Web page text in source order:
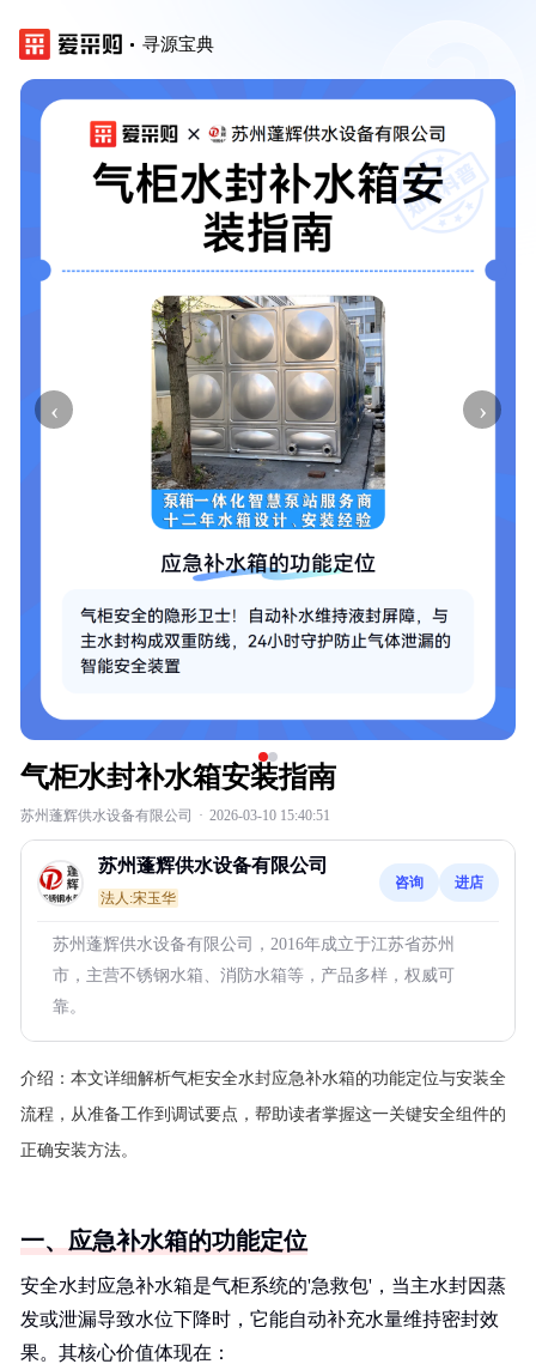
寻源宝典
‹ ›
气柜水封补水箱安装指南
苏州蓬辉供水设备有限公司 · 2026-03-10 15:40:51
苏州蓬辉供水设备有限公司
法人:宋玉华
咨询 进店
苏州蓬辉供水设备有限公司，2016年成立于江苏省苏州
市，主营不锈钢水箱、消防水箱等，产品多样，权威可
靠。
介绍： 本文详细解析气柜安全水封应急补水箱的功能定位与安装全
流程，从准备工作到调试要点，帮助读者掌握这一关键安全组件的
正确安装方法。
一、应急补水箱的功能定位
安全水封应急补水箱是气柜系统的'急救包'，当主水封因蒸
发或泄漏导致水位下降时，它能自动补充水量维持密封效
果。其核心价值体现在：